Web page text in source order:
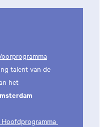
talent van de
het